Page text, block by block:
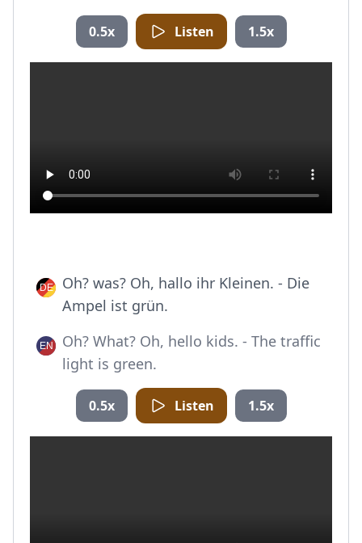
0.5x Listen 1.5x
Oh? was? Oh, hallo ihr Kleinen. - Die
Ampel ist grün.
Oh? What? Oh, hello kids. - The traffic
light is green.
0.5x Listen 1.5x